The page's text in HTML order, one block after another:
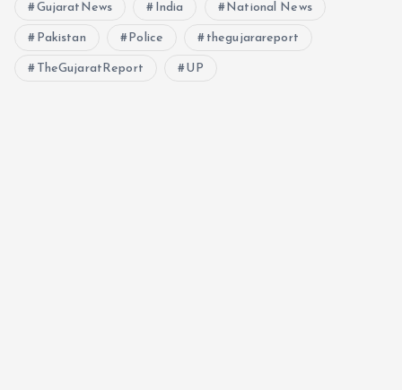
GujaratNews India National News
Pakistan Police thegujarareport
TheGujaratReport UP